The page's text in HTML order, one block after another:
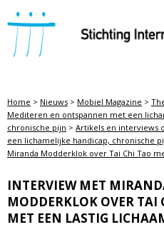
STICHTING INTERMOBIEL
Home > Nieuws > Mobiel Magazine >
Mediteren en ontspannen met een
chronische pijn > Artikels en interviews
een lichamelijke handicap, chronische
Miranda Modderklok over Tai Chi Tao
INTERVIEW MET
MODDERKLOK OVER TAI
MET EEN LASTIG